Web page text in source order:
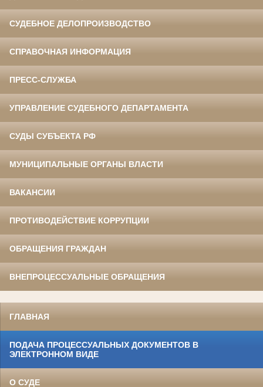
СУДЕБНОЕ ДЕЛОПРОИЗВОДСТВО
СПРАВОЧНАЯ ИНФОРМАЦИЯ
ПРЕСС-СЛУЖБА
УПРАВЛЕНИЕ СУДЕБНОГО ДЕПАРТАМЕНТА
СУДЫ СУБЪЕКТА РФ
МУНИЦИПАЛЬНЫЕ ОРГАНЫ ВЛАСТИ
ВАКАНСИИ
ПРОТИВОДЕЙСТВИЕ КОРРУПЦИИ
ОБРАЩЕНИЯ ГРАЖДАН
ВНЕПРОЦЕССУАЛЬНЫЕ ОБРАЩЕНИЯ
ГЛАВНАЯ
ПОДАЧА ПРОЦЕССУАЛЬНЫХ ДОКУМЕНТОВ В
ЭЛЕКТРОННОМ ВИДЕ
О СУДЕ